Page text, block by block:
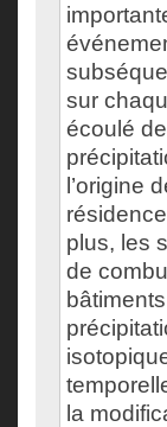
sur
écoulé
l’origine
plus, les
de
la